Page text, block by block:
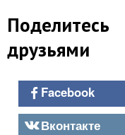
друзьями
Facebook
Вконтакте